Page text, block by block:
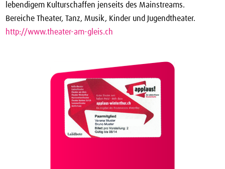
lebendigem Kulturschaffen jenseits des Mainstreams.
Bereiche Theater, Tanz, Musik, Kinder und Jugendtheater.
http://www.theater-am-gleis.ch